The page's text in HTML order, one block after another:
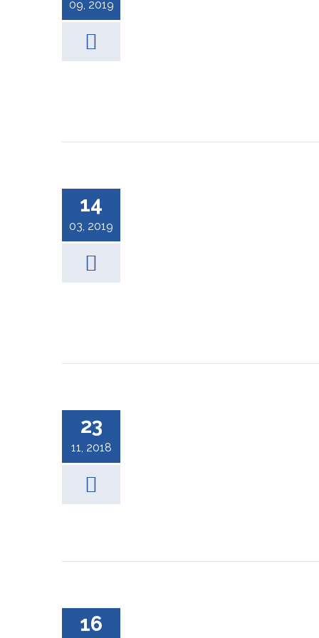
09, 2019
14
03, 2019
23
11, 2018
16